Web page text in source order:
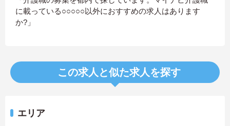
に載っている○○○○○以外におすすめの求人はあります
か?」
この求人と似た求人を探す
エリア